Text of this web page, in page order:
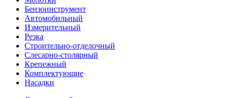
Бензоинструмент
Автомобильный
Измерительный
Резка
Строительно-отделочный
Слесарно-столярный
Крепежный
Комплектующие
Насадки